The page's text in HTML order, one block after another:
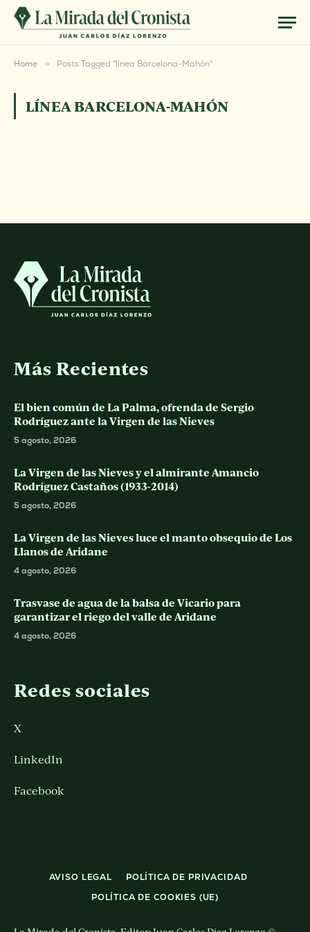
Home » Posts Tagged "línea Barcelona-Mahón"
LÍNEA BARCELONA-MAHÓN
Más Recientes
El bien común de La Palma, ofrenda de Sergio
Rodríguez ante la Virgen de las Nieves
5 agosto, 2026
La Virgen de las Nieves y el almirante Amancio
Rodríguez Castaños (1933-2014)
5 agosto, 2026
La Virgen de las Nieves luce el manto obsequio de Los
Llanos de Aridane
4 agosto, 2026
Trasvase de agua de la balsa de Vicario para
garantizar el riego del valle de Aridane
4 agosto, 2026
Redes sociales
X
LinkedIn
Facebook
AVISO LEGAL
POLÍTICA DE PRIVACIDAD
POLÍTICA DE COOKIES (UE)